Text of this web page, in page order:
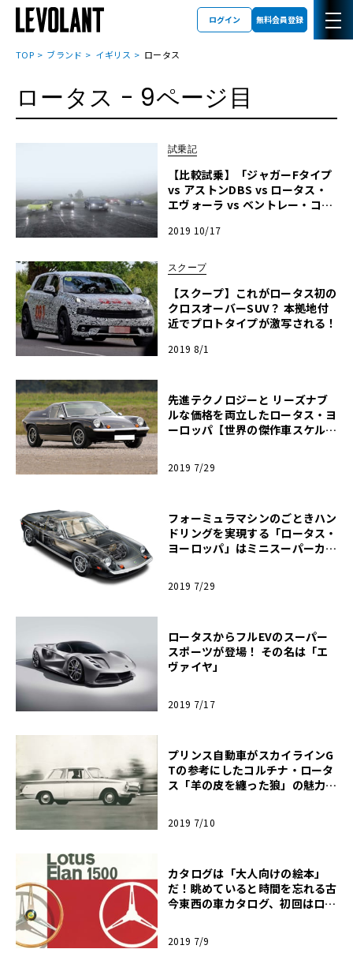
ログイン 無料会員登録
TOP ブランド イギリス ロータス
ロータス - 9ページ目
試乗記
【比較試乗】「ジャガーFタイプ
vs アストンDBS vs ロータス・
エヴォーラ vs ベントレー・コン
国老舗ブランドの真価と進化
2019 10/17
スクープ
【スクープ】これがロータス初の
クロスオーバーSUV？ 本拠地付
近でプロトタイプが激写される！
2019 8/1
先進テクノロジーと リーズナブ
ルな価格を両立したロータス・ヨ
ーロッパ【世界の傑作車スケルト
2019 7/29
フォーミュラマシンのごときハン
ドリングを実現する「ロータス・
ヨーロッパ」はミニスーパーカー
2019 7/29
ロータスからフルEVのスーパー
スポーツが登場！ その名は「エ
ヴァイヤ」
2019 7/17
プリンス自動車がスカイラインG
Tの参考にしたコルチナ・ロータ
ス「羊の皮を纏った狼」の魅力
2019 7/10
カタログは「大人向けの絵本」
だ！眺めていると時間を忘れる古
今東西の車カタログ、初回はロー
2019 7/9